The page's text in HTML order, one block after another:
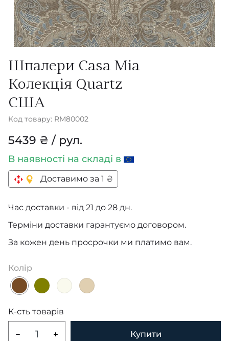
Шпалери Casa Mia
Колекція Quartz
США
Код товару: RM80002
5439 ₴ / рул.
В наявності на складі в
Доставимо за 1 ₴
Час доставки - від 21 до 28 дн.
Терміни доставки гарантуємо договором.
За кожен день просрочки ми платимо вам.
Колір
К-сть товарів
Купити